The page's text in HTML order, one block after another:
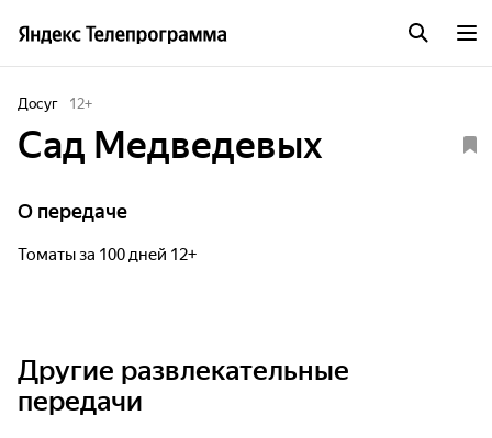
Досуг 12+
Сад Медведевых
О передаче
Томаты за 100 дней 12+
Другие развлекательные
передачи